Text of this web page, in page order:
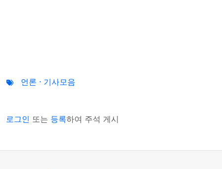
언론 · 기사모음
로그인 또는 등록하여 주석 게시